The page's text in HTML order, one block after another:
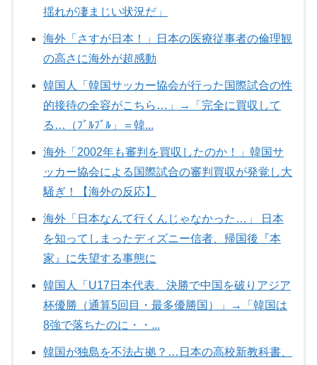
揺れが凄まじい状況だ」
海外「さすが日本！」日本の医療従事者の倫理観
の高さに海外が超感動
韓国人「韓国サッカー協会が行った国際試合の性
的接待の全容がこちら…」→「完全に買収して
る…（ﾌﾞﾙﾌﾞﾙ」＝韓...
海外「2002年も審判を買収したのか！」韓国サ
ッカー協会による国際試合の審判買収が発覚し大
騒ぎ！【海外の反応】
海外「日本なんて行くんじゃなかった…」 日本
を知ってしまったディズニー信者、帰国後『本
家』に失望する事態に
韓国人「U17日本代表、決勝で中国を破りアジア
杯優勝（通算5回目・最多優勝国）」→「韓国は
8強で落ちたのに・・...
韓国が独島を不法占拠？…日本の高校新教科書、